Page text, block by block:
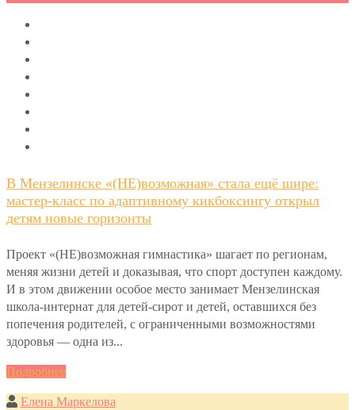
В Мензелинске «(НЕ)возможная» стала ещё шире:
мастер-класс по адаптивному кикбоксингу открыл
детям новые горизонты
Проект «(НЕ)возможная гимнастика» шагает по регионам,
меняя жизни детей и доказывая, что спорт доступен каждому.
И в этом движении особое место занимает Мензелинская
школа-интернат для детей-сирот и детей, оставшихся без
попечения родителей, с ограниченными возможностями
здоровья — одна из...
Подробнее
Елена Маркелова